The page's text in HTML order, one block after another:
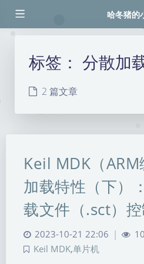
哈冬猪的
标签： 分散加
2 篇文章
Keil MDK（
加载特性（下）
载文件（.sct）
2023-10-21 22:06 |
Keil MDK,单片机